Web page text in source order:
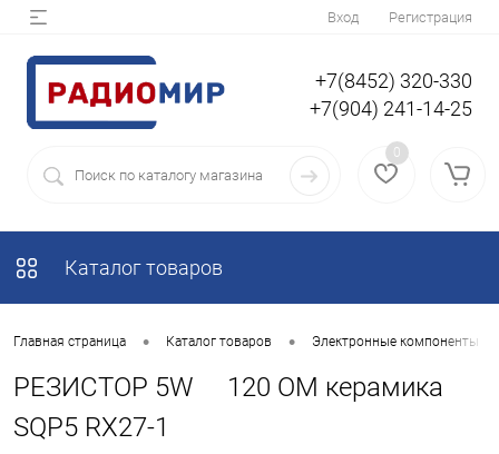
Вход Регистрация
+7(8452) 320-330
+7(904) 241-14-25
0
Каталог товаров
Главная страница • Каталог товаров • Электронные компоненты
РЕЗИСТОР 5W 120 OM керамика
SQP5 RX27-1